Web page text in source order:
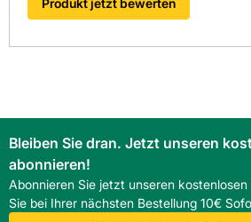
FAQ
anderen Nelskamp-Ziegeln
das auf die Montage aus?
Mit 4,4 kg pro Stück ist eine
der Einsatz von Hebehilfen
Welche Vorteile bietet die Serie
Produkt jetzt bewerten
Bleiben Sie dran. Jetzt unseren
abonnieren!
Abonnieren Sie jetzt unseren
Sie bei Ihrer nächsten Bestellung 10€